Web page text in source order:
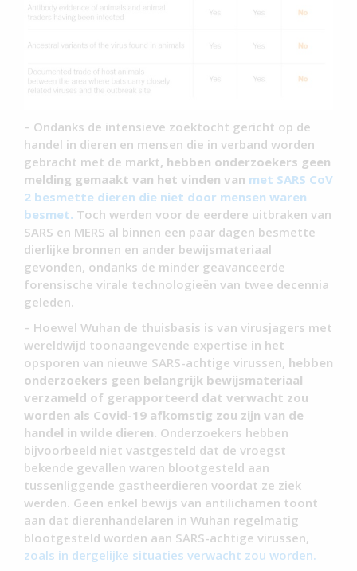
– Ondanks de intensieve zoektocht gericht op de
handel in dieren en mensen die in verband worden
gebracht met de markt, hebben onderzoekers geen
melding gemaakt van het vinden van met SARS CoV
2 besmette dieren die niet door mensen waren
besmet. Toch werden voor de eerdere uitbraken van
SARS en MERS al binnen een paar dagen besmette
dierlijke bronnen en ander bewijsmateriaal
gevonden, ondanks de minder geavanceerde
forensische virale technologieën van twee decennia
geleden.
– Hoewel Wuhan de thuisbasis is van virusjagers met
wereldwijd toonaangevende expertise in het
opsporen van nieuwe SARS-achtige virussen, hebben
onderzoekers geen belangrijk bewijsmateriaal
verzameld of gerapporteerd dat verwacht zou
worden als Covid-19 afkomstig zou zijn van de
handel in wilde dieren. Onderzoekers hebben
bijvoorbeeld niet vastgesteld dat de vroegst
bekende gevallen waren blootgesteld aan
tussenliggende gastheerdieren voordat ze ziek
werden. Geen enkel bewijs van antilichamen toont
aan dat dierenhandelaren in Wuhan regelmatig
blootgesteld worden aan SARS-achtige virussen,
zoals in dergelijke situaties verwacht zou worden.